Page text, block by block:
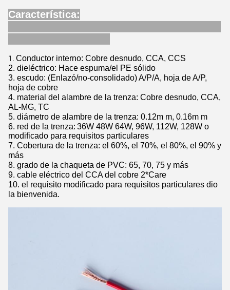
Característica:
1. Conductor interno: Cobre desnudo, CCA, CCS
2. dieléctrico: Hace espuma/el PE sólido
3. escudo: (Enlazó/no-consolidado) A/P/A, hoja de A/P,
hoja de cobre
4. material del alambre de la trenza: Cobre desnudo, CCA,
AL-MG, TC
5. diámetro de alambre de la trenza: 0.12m m, 0.16m m
6. red de la trenza: 36W 48W 64W, 96W, 112W, 128W o
modificado para requisitos particulares
7. Cobertura de la trenza: el 60%, el 70%, el 80%, el 90% y
más
8. grado de la chaqueta de PVC: 65, 70, 75 y más
9. cable eléctrico del CCA del cobre 2*Care
10. el requisito modificado para requisitos particulares dio
la bienvenida.